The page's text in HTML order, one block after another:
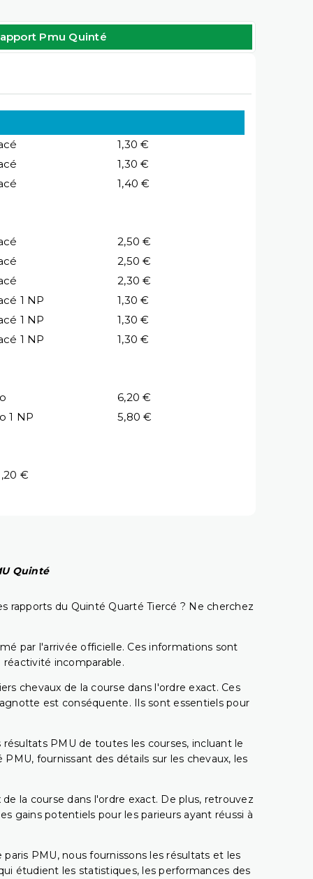
Pmu Quinté
1,30 €
1,30 €
1,40 €
2,50 €
2,50 €
2,30 €
1 NP
1,30 €
1 NP
1,30 €
1 NP
1,30 €
6,20 €
1 NP
5,80 €
€
Quinté
rapports du Quinté Quarté Tiercé ? Ne cherchez
par l'arrivée officielle. Ces informations sont
incomparable.
chevaux de la course dans l'ordre exact. Ces
est conséquente. Ils sont essentiels pour
PMU de toutes les courses, incluant le
fournissant des détails sur les chevaux, les
la course dans l'ordre exact. De plus, retrouvez
gains potentiels pour les parieurs ayant réussi à
PMU, nous fournissons les résultats et les
étudient les statistiques, les performances des